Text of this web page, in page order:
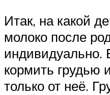
Итак, на какой
молоко после
индивидуально.
кормить грудью
только от неё.